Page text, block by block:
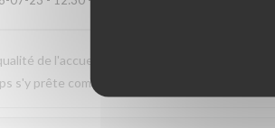
de l'accueil et de la cuisine sont à
s'y prête comme aujourd'hui.